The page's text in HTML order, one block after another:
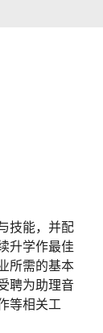
技能，并配
升学作最佳
所需的基本
聘为助理音
等相关工